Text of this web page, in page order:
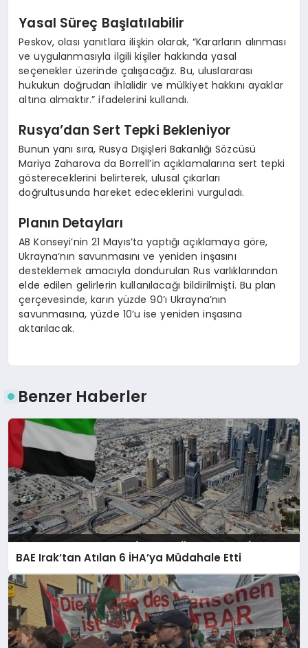
Yasal Süreç Başlatılabilir
Peskov, olası yanıtlara ilişkin olarak, “Kararların alınması
ve uygulanmasıyla ilgili kişiler hakkında yasal
seçenekler üzerinde çalışacağız. Bu, uluslararası
hukukun doğrudan ihlalidir ve mülkiyet hakkını ayaklar
altına almaktır.” ifadelerini kullandı.
Rusya’dan Sert Tepki Bekleniyor
Bunun yanı sıra, Rusya Dışişleri Bakanlığı Sözcüsü
Mariya Zaharova da Borrell’in açıklamalarına sert tepki
göstereceklerini belirterek, ulusal çıkarları
doğrultusunda hareket edeceklerini vurguladı.
Planın Detayları
AB Konseyi’nin 21 Mayıs’ta yaptığı açıklamaya göre,
Ukrayna’nın savunmasını ve yeniden inşasını
desteklemek amacıyla dondurulan Rus varlıklarından
elde edilen gelirlerin kullanılacağı bildirilmişti. Bu plan
çerçevesinde, karın yüzde 90’ı Ukrayna’nın
savunmasına, yüzde 10’u ise yeniden inşasına
aktarılacak.
Benzer Haberler
BAE Irak’tan Atılan 6 İHA’ya Müdahale Etti